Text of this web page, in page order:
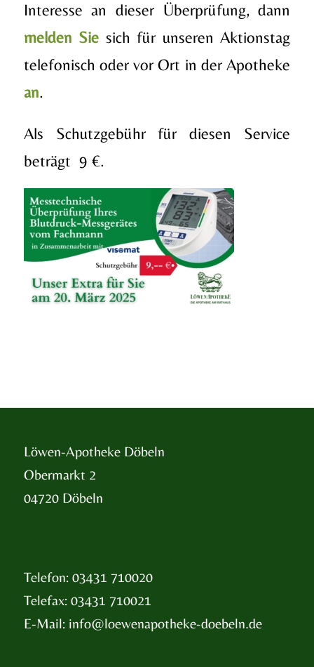
Interesse an dieser Überprüfung, dann
melden Sie sich für unseren Aktionstag
telefonisch oder vor Ort in der Apotheke
an.
Als Schutzgebühr für diesen Service
beträgt 9 €.
Löwen-Apotheke Döbeln
Obermarkt 2
04720 Döbeln
Telefon: 03431 710020
Telefax: 03431 710021
E-Mail: info@loewenapotheke-doebeln.de